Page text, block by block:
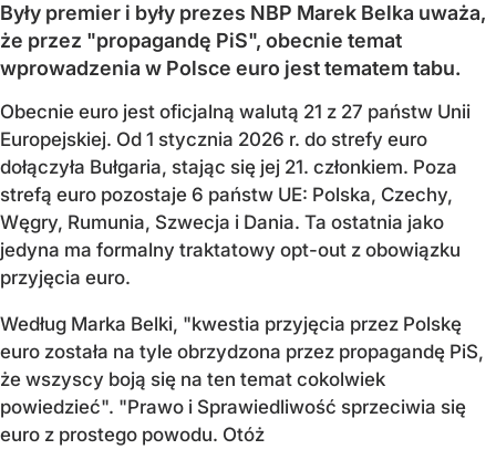
Były premier i były prezes NBP Marek Belka uważa,
że przez "propagandę PiS", obecnie temat
wprowadzenia w Polsce euro jest tematem tabu.
Obecnie euro jest oficjalną walutą 21 z 27 państw Unii
Europejskiej. Od 1 stycznia 2026 r. do strefy euro
dołączyła Bułgaria, stając się jej 21. członkiem. Poza
strefą euro pozostaje 6 państw UE: Polska, Czechy,
Węgry, Rumunia, Szwecja i Dania. Ta ostatnia jako
jedyna ma formalny traktatowy opt-out z obowiązku
przyjęcia euro.
Według Marka Belki, "kwestia przyjęcia przez Polskę
euro została na tyle obrzydzona przez propagandę PiS,
że wszyscy boją się na ten temat cokolwiek
powiedzieć". "Prawo i Sprawiedliwość sprzeciwia się
euro z prostego powodu. Otóż